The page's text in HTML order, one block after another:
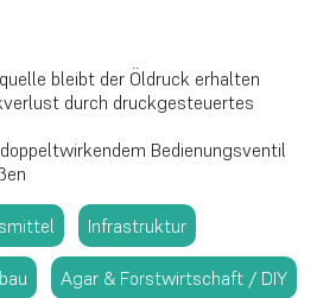
bleibt der Öldruck erhalten
durch druckgesteuertes
Bedienungsventil
Infrastruktur
Agar & Forstwirtschaft / DIY